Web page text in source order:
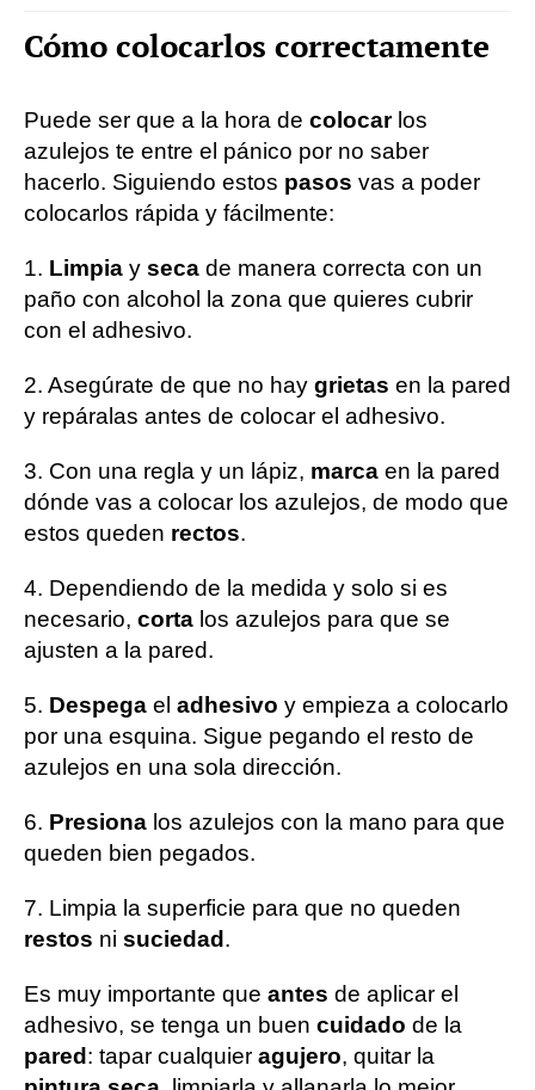
Cómo colocarlos correctamente
Puede ser que a la hora de colocar los
azulejos te entre el pánico por no saber
hacerlo. Siguiendo estos pasos vas a poder
colocarlos rápida y fácilmente:
1. Limpia y seca de manera correcta con un
paño con alcohol la zona que quieres cubrir
con el adhesivo.
2. Asegúrate de que no hay grietas en la pared
y repáralas antes de colocar el adhesivo.
3. Con una regla y un lápiz, marca en la pared
dónde vas a colocar los azulejos, de modo que
estos queden rectos.
4. Dependiendo de la medida y solo si es
necesario, corta los azulejos para que se
ajusten a la pared.
5. Despega el adhesivo y empieza a colocarlo
por una esquina. Sigue pegando el resto de
azulejos en una sola dirección.
6. Presiona los azulejos con la mano para que
queden bien pegados.
7. Limpia la superficie para que no queden
restos ni suciedad.
Es muy importante que antes de aplicar el
adhesivo, se tenga un buen cuidado de la
pared: tapar cualquier agujero, quitar la